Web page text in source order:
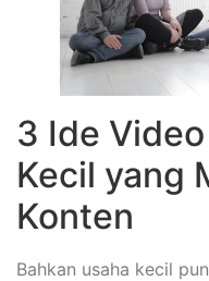
3 Ide
Kecil yang
Konten
Bahkan usaha kecil